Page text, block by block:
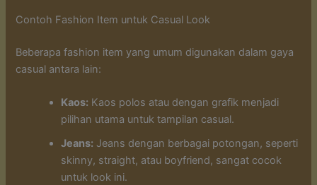
Contoh Fashion Item untuk Casual Look
Beberapa fashion item yang umum digunakan dalam gaya
casual antara lain:
Kaos: Kaos polos atau dengan grafik menjadi
pilihan utama untuk tampilan casual.
Jeans: Jeans dengan berbagai potongan, seperti
skinny, straight, atau boyfriend, sangat cocok
untuk look ini.